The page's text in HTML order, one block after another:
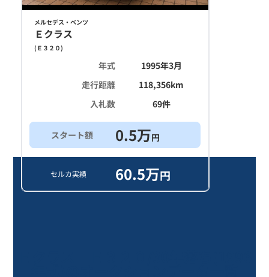
メルセデス・ベンツ
Ｅクラス
( Ｅ３２０)
年式
1995年3月
走行距離
118,356km
入札数
69件
スタート額 0.5万円
セルカ実績 60.5万円